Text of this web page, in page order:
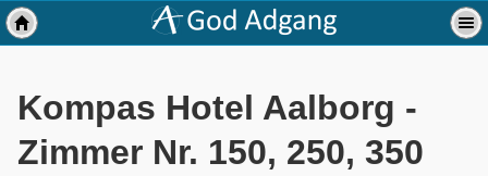
Kompas Hotel Aalborg -
Zimmer Nr. 150, 250, 350